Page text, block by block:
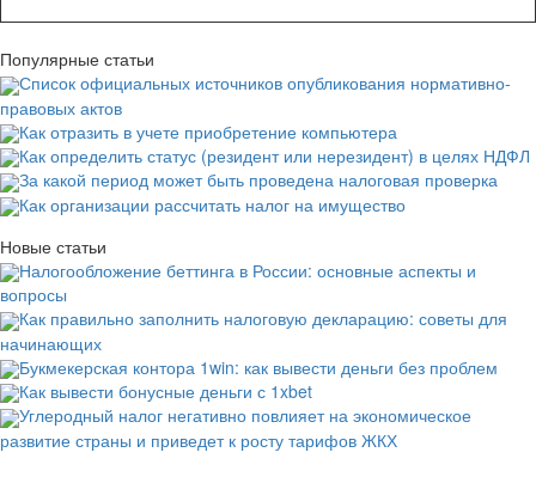
Популярные статьи
Список официальных источников опубликования нормативно-
правовых актов
Как отразить в учете приобретение компьютера
Как определить статус (резидент или нерезидент) в целях НДФЛ
За какой период может быть проведена налоговая проверка
Как организации рассчитать налог на имущество
Новые статьи
Налогообложение беттинга в России: основные аспекты и
вопросы
Как правильно заполнить налоговую декларацию: советы для
начинающих
Букмекерская контора 1win: как вывести деньги без проблем
Как вывести бонусные деньги с 1xbet
Углеродный налог негативно повлияет на экономическое
развитие страны и приведет к росту тарифов ЖКХ